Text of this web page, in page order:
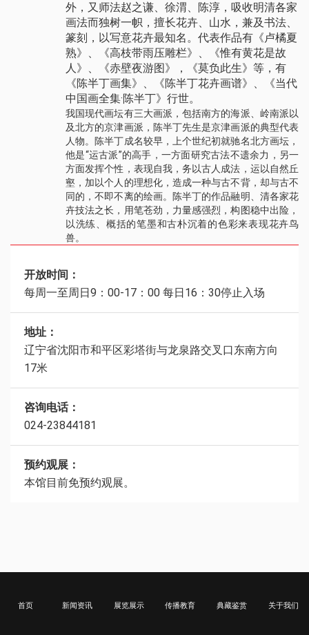
外，又师法赵之谦、徐渭、陈淳，吸收明清各家
画法而独树一帜，擅长花卉、山水，兼及书法、
篆刻，以写意花卉最知名。代表作品有《卢橘夏
熟》、《高枝带雨压雕栏》、《惟有黄花是故
人》、《赤壁夜游图》，《莫负此生》等，有
《陈半丁画集》、《陈半丁花卉画谱》、《当代
中国画全集·陈半丁》行世。
我国现代画坛有三大画派，包括南方的海派、岭南派以
及北方的京津画派，陈半丁先生是京津画派的典型代表
人物。陈半丁成名较早，上个世纪初就驰名北方画坛，
他是“运古派”的高手，一方面研究古法不遗余力，另一
方面发挥个性，表现自我，务以古人成法，运以自然丘
壑，加以个人的理想化，造成一种与古不背，却与古不
同的，不即不离的绘画。陈半丁的作品融明、清各家花
卉技法之长，用笔苍劲，力量感强烈，构图稳中出险，
以洗练、概括的笔墨和古朴沉着的色彩来表现花卉鸟
兽。
开放时间：
每周一至周日9：00-17：00 每日16：30停止入场
地址：
辽宁省沈阳市和平区彩塔街与龙泉路交叉口东南方向
17米
咨询电话：
024-23844181
预约观展：
本馆目前免预约观展。
首页 新闻资讯 展览展示 传播教育 典藏鉴赏 关于我们